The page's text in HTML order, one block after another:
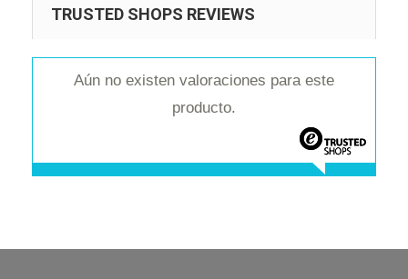
TRUSTED SHOPS REVIEWS
Aún no existen valoraciones para este
producto.